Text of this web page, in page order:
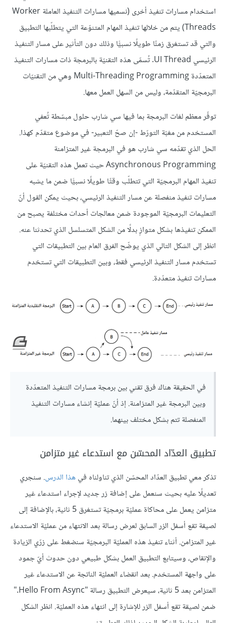
استخدام مسارات تنفيذ أخرى (نسميها مسارات التنفيذ العاملة Worker
Threads) يتم من خلالها تنفيذ المهام المتنوّعة التي يتطلّبها التطبيق
والتي قد تستغرق زمنًا طويلًا نسبيًّا وذلك دون التأثير على مسار التنفيذ
الرئيسي UI Thread. تُسمّى هذه التقنيّة بالبرمجة ذات مسارات التنفيذ
المتعدّدة Multi-Threading Programming وهي من التقنيّات
البرمجيّة المتقدّمة، وليس من السهل العمل معها.
توفّر معظم لغات البرمجة بما فيها سي شارب حلول مبسّطة تُعفي
المستخدم من مغبّة التورّط -إن صحّ التعبير- في موضوع متقدّم كهذا.
الحل الذي تقدّمه سي شارب هو في البرمجة غير المتزامنة
Asynchronous Programming حيث تعمل هذه التقنيّة على
تنفيذ المهام البرمجيّة التي تتطلّب وقتًا طويلًا نسبيًّا ضمن ما يشبه
مسارات تنفيذ منفصلة عن مسار التنفيذ الرئيسي، بحيث يمكن القول أنّ
التعليمات البرمجيّة الموجودة ضمن معالجات أحداث مختلفة يصبح من
الممكن تنفيذها بشكل متوازٍ بدلًا من الشكل المتسلسل الذي تحدثنا عنه.
انظر إلى الشكل التالي الذي يوضّح الفرق العام بين التطبيقات التي
تستخدم مسار التنفيذ الرئيسي فقط، وبين التطبيقات التي تستخدم
مسارات تنفيذ متعدّدة.
في الحقيقة هناك فرق تقني بين برمجة مسارات التنفيذ المتعدّدة
وبين البرمجة غير المتزامنة. إذ أنّ عمليّة إنشاء مسارات التنفيذ
المنفصلة تتم بشكل مختلف بينهما.
تطبيق العدّاد المحسّن مع استدعاء غير متزامن
تذكر معي تطبيق العدّاد المحسّن الذي تناولناه فيهذا الدرس. سنجري
تعديلًا عليه بحيث سنعمل على إضافة زر جديد لإجراء استدعاء غير
متزامن يعمل على محاكاة عمليّة برمجيّة تستغرق 5 ثانية، بالإضافة إلى
لصيقة تقع أسفل الزر السابق لعرض رسالة بعد الانتهاء من عمليّة الاستدعاء
غير المتزامن. أثناء تنفيذ هذه العمليّة البرمجيّة سنضغط على زرّي الزيادة
والإنقاص، وسيتابع التطبيق العمل بشكل طبيعي دون حدوث أيّ جمود
على واجهة المستخدم. بعد انقضاء العمليّة الناتجة عن الاستدعاء غير
المتزامن بعد 5 ثانية، سيعرض التطبيق رسالة "Hello From Async."
ضمن لصيقة تقع أسفل الزر للإشارة إلى انتهاء هذه العمليّة. انظر الشكل